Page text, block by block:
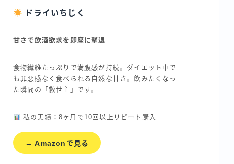
ドライいちじく
甘さで飲酒欲求を即座に撃退
食物繊維たっぷりで満腹感が持続。ダイエット中で
も罪悪感なく食べられる自然な甘さ。飲みたくなっ
た瞬間の「救世主」です。
私の実績：8ヶ月で10回以上リピート購入
→ Amazonで見る